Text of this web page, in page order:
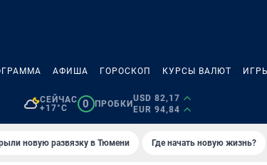
АФИША ГОРОСКОП КУРСЫ ВАЛЮТ
СЕЙЧАС
+17°C
0 ПРОБКИ
USD 82,17
EUR 94,84
новую развязку в Тюмени Где начать новую жизнь?